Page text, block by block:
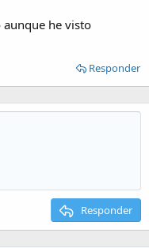
aunque he visto
Responder
Responder